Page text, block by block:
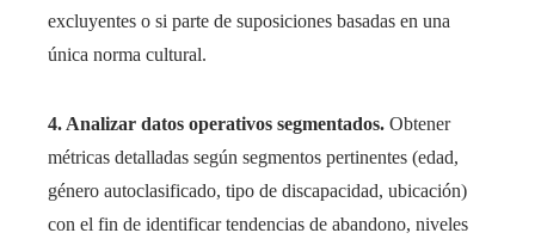
excluyentes o si parte de suposiciones basadas en una
única norma cultural.
4. Analizar datos operativos segmentados. Obtener
métricas detalladas según segmentos pertinentes (edad,
género autoclasificado, tipo de discapacidad, ubicación)
con el fin de identificar tendencias de abandono, niveles